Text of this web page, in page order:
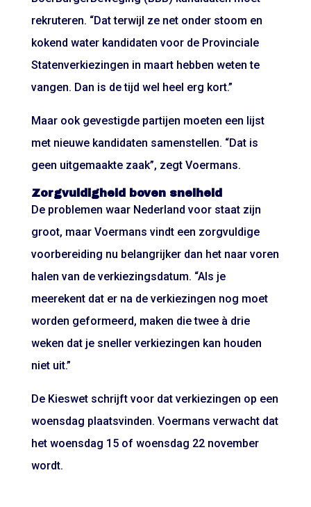
rekruteren. “Dat terwijl ze net onder stoom en
kokend water kandidaten voor de Provinciale
Statenverkiezingen in maart hebben weten te
vangen. Dan is de tijd wel heel erg kort.”
Maar ook gevestigde partijen moeten een lijst
met nieuwe kandidaten samenstellen. “Dat is
geen uitgemaakte zaak”, zegt Voermans.
Zorgvuldigheid boven snelheid
De problemen waar Nederland voor staat zijn
groot, maar Voermans vindt een zorgvuldige
voorbereiding nu belangrijker dan het naar voren
halen van de verkiezingsdatum. “Als je
meerekent dat er na de verkiezingen nog moet
worden geformeerd, maken die twee à drie
weken dat je sneller verkiezingen kan houden
niet uit.”
De Kieswet schrijft voor dat verkiezingen op een
woensdag plaatsvinden. Voermans verwacht dat
het woensdag 15 of woensdag 22 november
wordt.